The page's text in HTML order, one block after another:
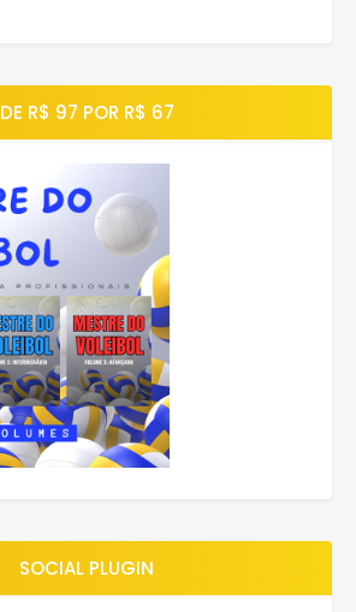
DE R$ 97 POR R$ 67
SOCIAL PLUGIN